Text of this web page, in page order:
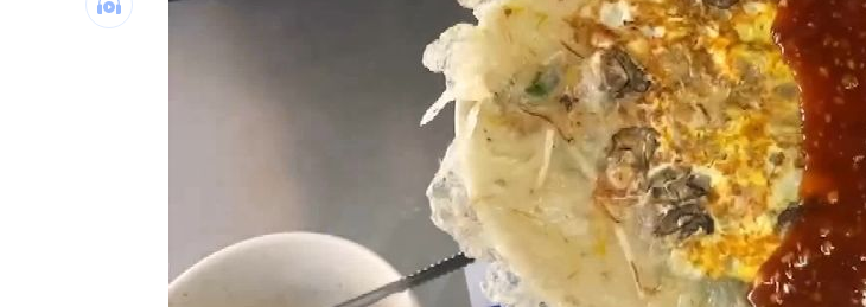
斷交國200萬磅蝦遭我友邦封殺！業者慘叫 23:54
新北待售餘屋萬8戶 永和竟只賣贏八里！ 23:47
為5億商機翻臉 肥大叔插刀：要死一起死 23:32
杜金龍點名：「這檔權值股」千萬別長抱 23:25
額頭冒出痘痘 女手癢猛摳竟成「病毒疣」 23:18